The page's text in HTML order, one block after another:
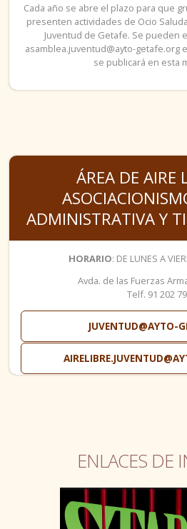
Cada año se abre el plazo para que
presenten actividades de Ocio
Juventud de Getafe. Se pueden
asamblea.juventud@ayto-getafe.org
se publicará en esta
ÁREA DE AIRE
ADMINISTRATIVA Y
HORARIO: DE LUNES A
Avda. de las Fuerzas
Telf. 91 202
JUVENTUD@AYTO-
ENLACES DE